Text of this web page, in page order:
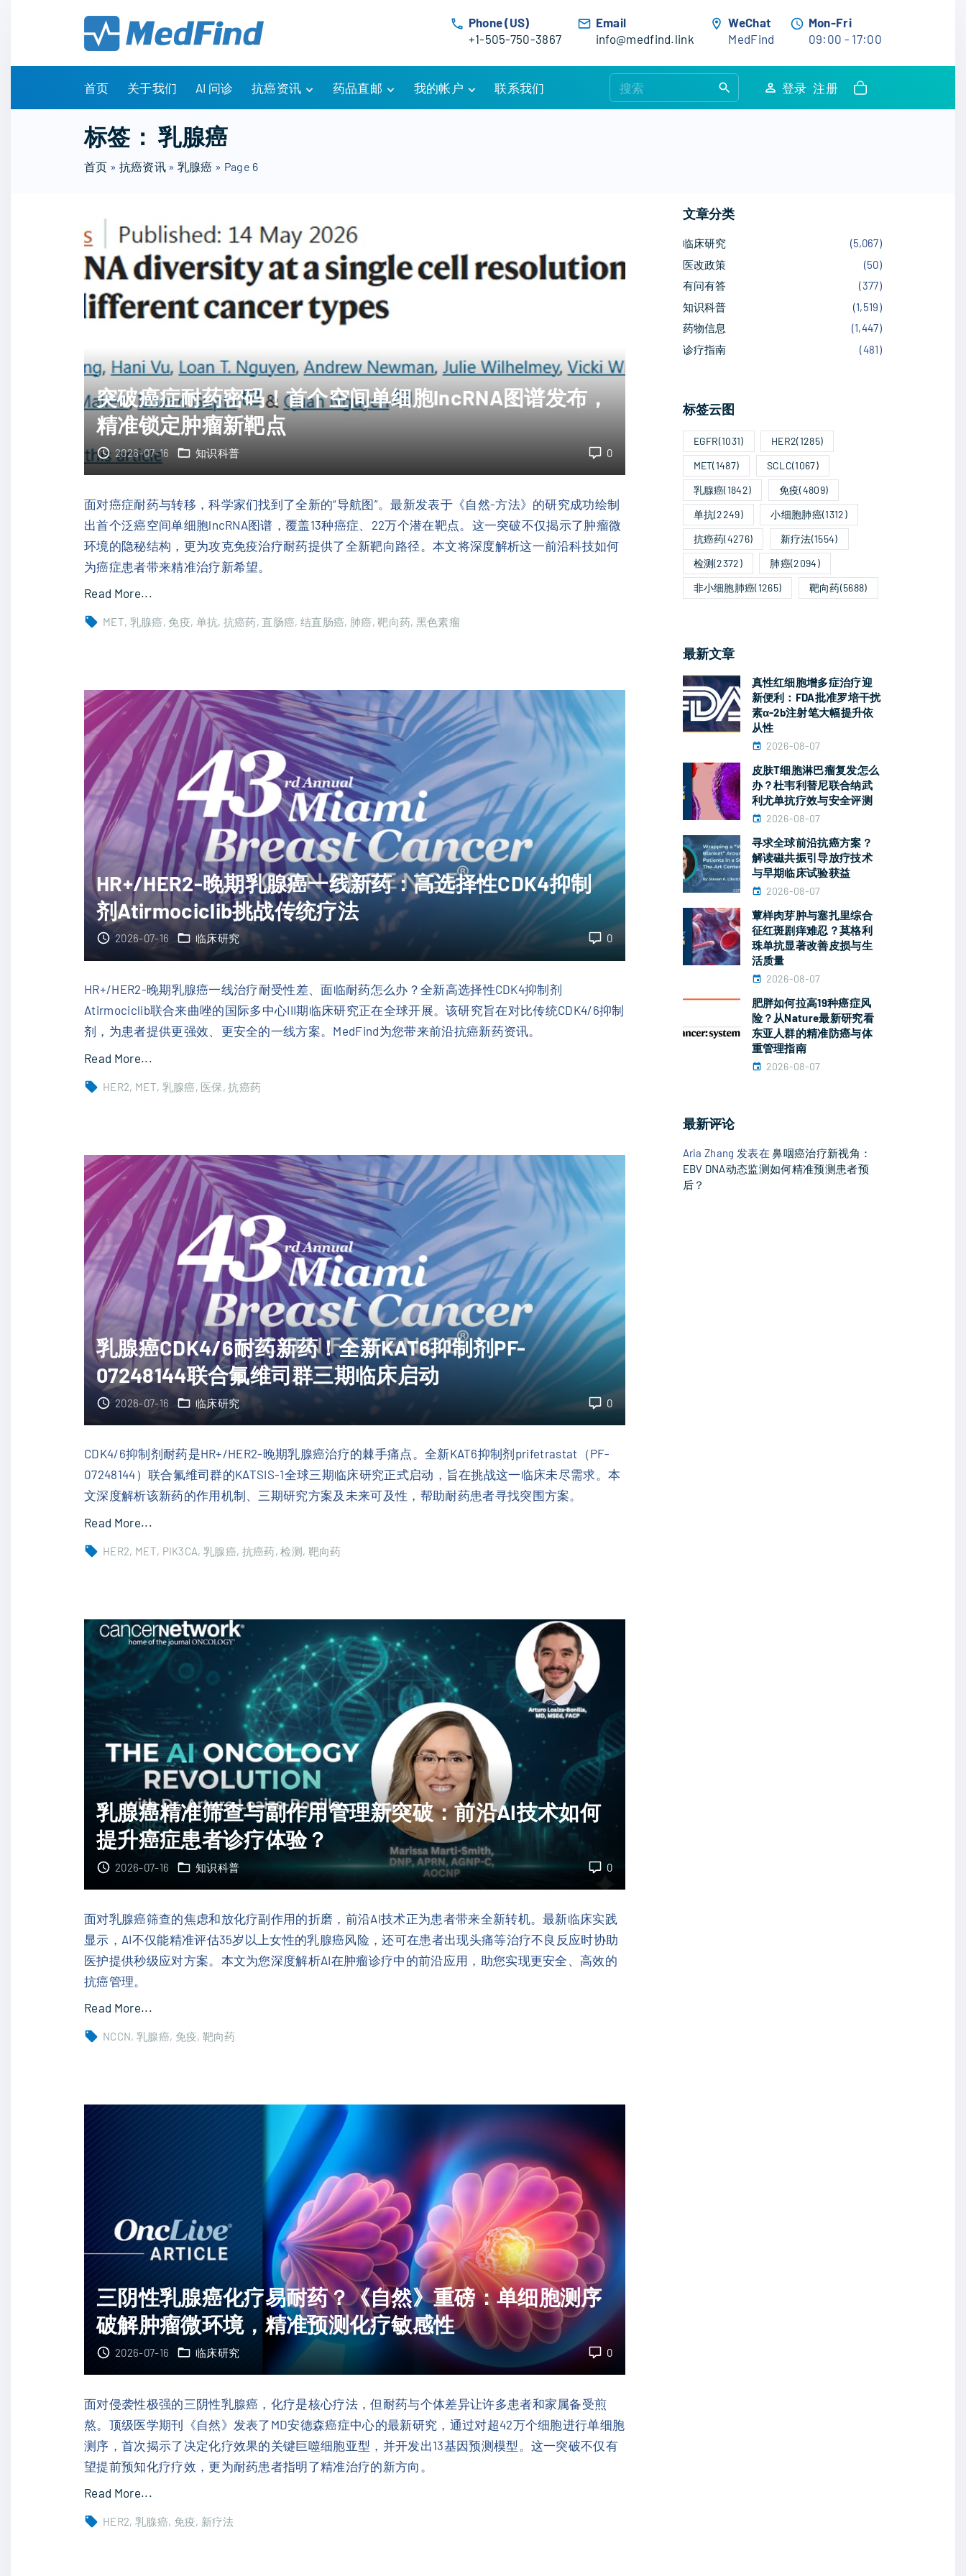
Phone (US)
+1-505-750-3867
Email
info@medfind.link
WeChat
MedFind
Mon-Fri
09:00 - 17:00
首页 关于我们 AI 问诊 抗癌资讯
临床研究
NCCN指南
药品直邮 我的帐户 联系我们
e
登录 注册
标签：乳腺癌
首页 » 抗癌资讯» 乳腺癌 » Page 6
突破癌症耐药密码！首个空间单细胞lncRNA图谱发布，
精准锁定肿瘤新靶点
0
2026-07-16 知识科普
面对癌症耐药与转移，科学家们找到了全新的“导航图”。最新发表于《自然-方法》的研究成功绘制
出首个泛癌空间单细胞lncRNA图谱，覆盖13种癌症、22万个潜在靶点。这一突破不仅揭示了肿瘤微
环境的隐秘结构，更为攻克免疫治疗耐药提供了全新靶向路径。本文将深度解析这一前沿科技如何
为癌症患者带来精准治疗新希望。
Read More..."
突
耐
药
密
码
！
首
个
间
单
细
胞
l
c
R
N
谱
，
精
准
锁
定
肿
瘤
新
靶
点
MET 乳腺癌 免疫 单抗 抗癌药 直肠癌 结直肠癌 肺癌 靶向药 黑色素瘤
HR+/HER2-晚期乳腺癌一线新药：高选择性CDK4抑制
剂Atirmociclib挑战传统疗法
0
2026-07-16 临床研究
HR+/HER2-晚期乳腺癌一线治疗耐受性差、面临耐药怎么办？全新高选择性CDK4抑制剂
Atirmociclib联合来曲唑的国际多中心III期临床研究正在全球开展。该研究旨在对比传统CDK4/6抑制
剂，为患者提供更强效、更安全的一线方案。MedFind为您带来前沿抗癌新药资讯。
Read More...
H
E
R
2
-
晚
期
腺
癌
一
线
新
：
高
选
C
4
抑
制
i
r
m
o
c
i
c
l
i
b
挑
统
疗
HER2 MET 乳腺癌 医保 抗癌药
乳腺癌CDK4/6耐药新药！全新KAT6抑制剂PF-
07248144联合氟维司群三期临床启动
0
2026-07-16 临床研究
CDK4/6抑制剂耐药是HR+/HER2-晚期乳腺癌治疗的棘手痛点。全新KAT6抑制剂prifetrastat（PF-
07248144）联合氟维司群的KATSIS-1全球三期临床研究正式启动，旨在挑战这一临床未尽需求。本
文深度解析该新药的作用机制、三期研究方案及未来可及性，帮助耐药患者寻找突围方案。
Read More...
D
K
4
药
新
药
！
全
新
K
T
6
抑
F
7
4
联
氟
维
司
群
三
期
临
床
启
"
HER2 MET PIK3CA 乳腺癌 抗癌药 检测 靶向药
乳腺癌精准筛查与副作用管理新突破：前沿AI技术如何
提升癌症患者诊疗体验？
0
2026-07-16 知识科普
面对乳腺癌筛查的焦虑和放化疗副作用的折磨，前沿AI技术正为患者带来全新转机。最新临床实践
显示，AI不仅能精准评估35岁以上女性的乳腺癌风险，还可在患者出现头痛等治疗不良反应时协助
医护提供秒级应对方案。本文为您深度解析AI在肿瘤诊疗中的前沿应用，助您实现更安全、高效的
抗癌管理。
Read More..."
乳
用
管
新
突
：
沿
A
I
技
何
NCCN 乳腺癌 免疫 靶向药
三阴性乳腺癌化疗易耐药？《自然》重磅：单细胞测序
破解肿瘤微环境，精准预测化疗敏感性
0
2026-07-16 临床研究
面对侵袭性极强的三阴性乳腺癌，化疗是核心疗法，但耐药与个体差异让许多患者和家属备受煎
熬。顶级医学期刊《自然》发表了MD安德森癌症中心的最新研究，通过对超42万个细胞进行单细胞
测序，首次揭示了决定化疗效果的关键巨噬细胞亚型，并开发出13基因预测模型。这一突破不仅有
望提前预知化疗疗效，更为耐药患者指明了精准治疗的新方向。
Read More..."
三
HER2 乳腺癌 免疫 新疗法
文章分类
临床研究 (5,067)
(50)
医改政策
(377)
有问有答
知识科普
(1,519)
药物信息
(1,447)
(481)
诊疗指南
标签云图
EGFR(1031) HER2(1285)
MET(1487) SCLC(1067)
乳腺癌(1842) 免疫(4809)
单抗(2249) 小细胞肺癌(1312)
抗癌药(4276) 新疗法(1554)
检测(2372) 肺癌(2094)
非小细胞肺癌(1265) 靶向药(5688)
最新文章
真性红细胞增多症治疗迎
新便利：FDA批准罗培干扰
素α-2b注射笔大幅提升依
从性
2026-08-07
皮肤T细胞淋巴瘤复发怎么
办？杜韦利替尼联合纳武
利尤单抗疗效与安全评测
2026-08-07
寻求全球前沿抗癌方案？
解读磁共振引导放疗技术
与早期临床试验获益
2026-08-07
蕈样肉芽肿与塞扎里综合
征红斑剧痒难忍？莫格利
珠单抗显著改善皮损与生
活质量
2026-08-07
肥胖如何拉高19种癌症风
险？从Nature最新研究看
东亚人群的精准防癌与体
重管理指南
2026-08-07
最新评论
Aria Zhang 发表在 鼻咽癌治疗新视角：
EBV DNA动态监测如何精准预测患者预
后？